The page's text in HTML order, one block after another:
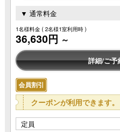
▼ 通常料金
1名様料金( 2名様1室利用時 )
36,630円 ～
詳細/ご予
会員割引
クーポンが利用できます。
定員